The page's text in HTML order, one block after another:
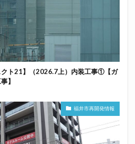
クト21】（2026.7上）内装工事①【ガ
】
福井市再開発情報